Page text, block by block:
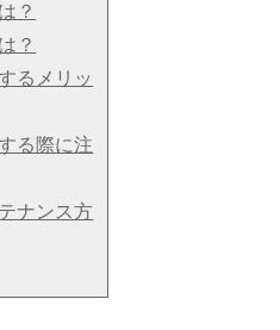
？
？
るメリッ
る際に注
ナンス方